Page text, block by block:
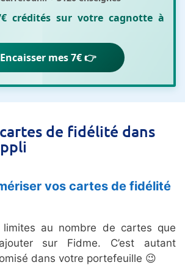
crédités sur votre cagnotte à
Encaisser mes 7€ 👉
de fidélité dans
vos cartes de fidélité
au nombre de cartes que
sur Fidme. C’est autant
dans votre portefeuille 😉